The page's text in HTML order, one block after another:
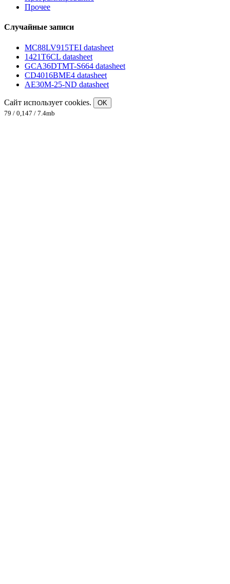
Прочее
Случайные записи
MC88LV915TEI datasheet
1421T6CL datasheet
GCA36DTMT-S664 datasheet
CD4016BME4 datasheet
AE30M-25-ND datasheet
Сайт использует cookies.
OK
79 / 0,147 / 7.4mb